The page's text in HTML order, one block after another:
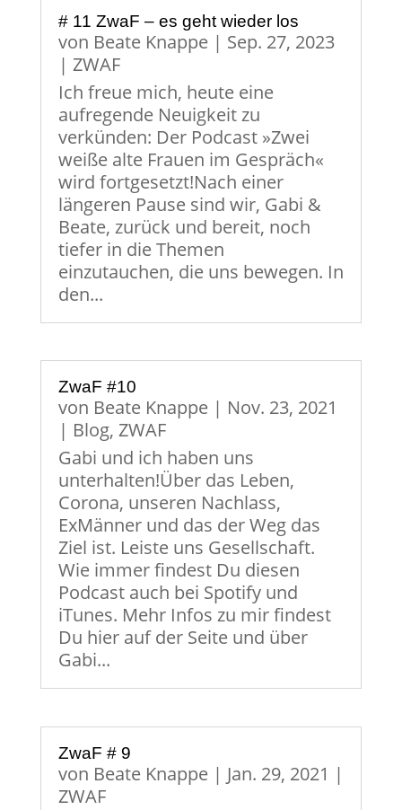
# 11 ZwaF – es geht wieder los
von Beate Knappe| Sep. 27, 2023
| ZWAF
Ich freue mich, heute eine
aufregende Neuigkeit zu
verkünden: Der Podcast »Zwei
weiße alte Frauen im Gespräch«
wird fortgesetzt!Nach einer
längeren Pause sind wir, Gabi &
Beate, zurück und bereit, noch
tiefer in die Themen
einzutauchen, die uns bewegen. In
den...
ZwaF #10
von Beate Knappe| Nov. 23, 2021
| Blog, ZWAF
Gabi und ich haben uns
unterhalten!Über das Leben,
Corona, unseren Nachlass,
ExMänner und das der Weg das
Ziel ist. Leiste uns Gesellschaft.
Wie immer findest Du diesen
Podcast auch bei Spotify und
iTunes. Mehr Infos zu mir findest
Du hier auf der Seite und über
Gabi...
ZwaF # 9
von Beate Knappe| Jan. 29, 2021 |
ZWAF